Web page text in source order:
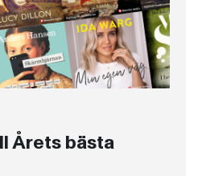
Årets bästa